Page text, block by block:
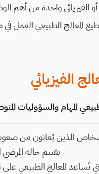
الفيزيائي واحدة من أهم
المعالج الطبيعي العمل
الفيزيائي
المهام والسؤوليات
الذين يُعانون من
تقييم حالة المرضى
تُساعد المعالج الطبيعي